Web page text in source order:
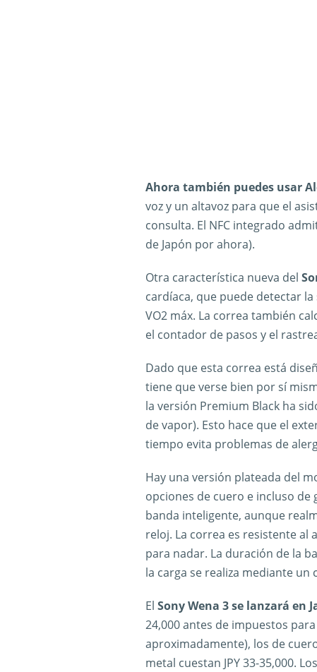
Ahora también puedes usar
voz y un altavoz para que el
consulta. El NFC integrado
de Japón por ahora).
Otra característica nueva del
cardíaca, que puede detectar
VO2 máx. La correa también
el contador de pasos y el
Dado que esta correa está
tiene que verse bien por sí
la versión Premium Black ha
de vapor). Esto hace que el
tiempo evita problemas de
Hay una versión plateada del
opciones de cuero e incluso
banda inteligente, aunque
reloj. La correa es resistente al
para nadar. La duración de la
la carga se realiza mediante
El Sony Wena 3 se lanzará en
24,000 antes de impuestos
aproximadamente), los de
metal cuestan JPY 33-35,000.